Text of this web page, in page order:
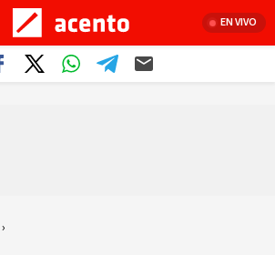
EN VIVO